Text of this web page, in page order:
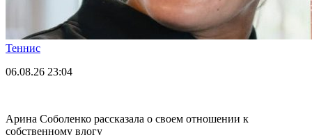
Теннис
06.08.26 23:04
Арина Соболенко рассказала о своем отношении к
собственному влогу